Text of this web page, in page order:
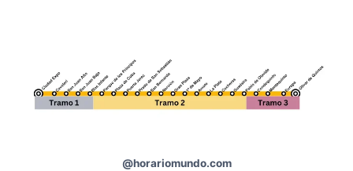
@horariomundo.com